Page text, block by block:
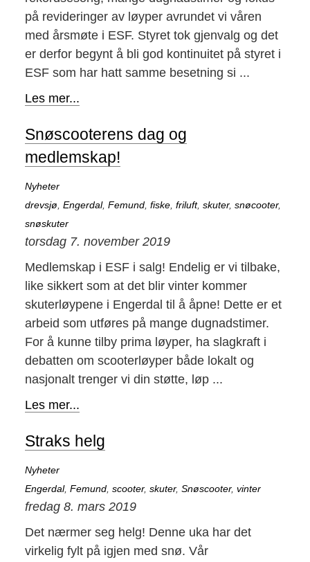
på revideringer av løyper avrundet vi våren
med årsmøte i ESF. Styret tok gjenvalg og det
er derfor begynt å bli god kontinuitet på styret i
ESF som har hatt samme besetning si ...
Les mer...
Snøscooterens dag og
medlemskap!
Nyheter
drevsjø Engerdal, Femund, fiske, friluft, skuter, snøcooter,
snøskuter
torsdag 7. november 2019
Medlemskap i ESF i salg! Endelig er vi tilbake,
like sikkert som at det blir vinter kommer
skuterløypene i Engerdal til å åpne! Dette er et
arbeid som utføres på mange dugnadstimer.
For å kunne tilby prima løyper, ha slagkraft i
debatten om scooterløyper både lokalt og
nasjonalt trenger vi din støtte, løp ...
Les mer...
Straks helg
Nyheter
Engerdal, Femund, scooter, skuter, Snøscooter, vinter
fredag 8. mars 2019
Det nærmer seg helg! Denne uka har det
virkelig fylt på igjen med snø. Vår